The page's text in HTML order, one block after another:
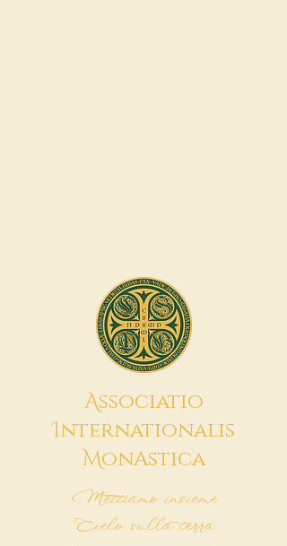
Associatio
Internationalis
MonAstica
Mettiamo insieme
Cielo sulla terra